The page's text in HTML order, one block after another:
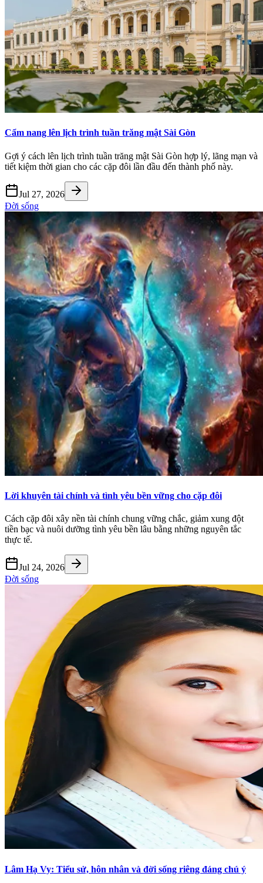
Cẩm nang lên lịch trình tuần trăng mật Sài Gòn
Gợi ý cách lên lịch trình tuần trăng mật Sài Gòn hợp lý, lãng mạn và
tiết kiệm thời gian cho các cặp đôi lần đầu đến thành phố này.
Jul 27, 2026
Đời sống
Lời khuyên tài chính và tình yêu bền vững cho cặp đôi
Cách cặp đôi xây nền tài chính chung vững chắc, giảm xung đột
tiền bạc và nuôi dưỡng tình yêu bền lâu bằng những nguyên tắc
thực tế.
Jul 24, 2026
Đời sống
Lâm Hạ Vy: Tiểu sử, hôn nhân và đời sống riêng đáng chú ý